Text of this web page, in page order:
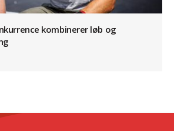
kombinerer løb og